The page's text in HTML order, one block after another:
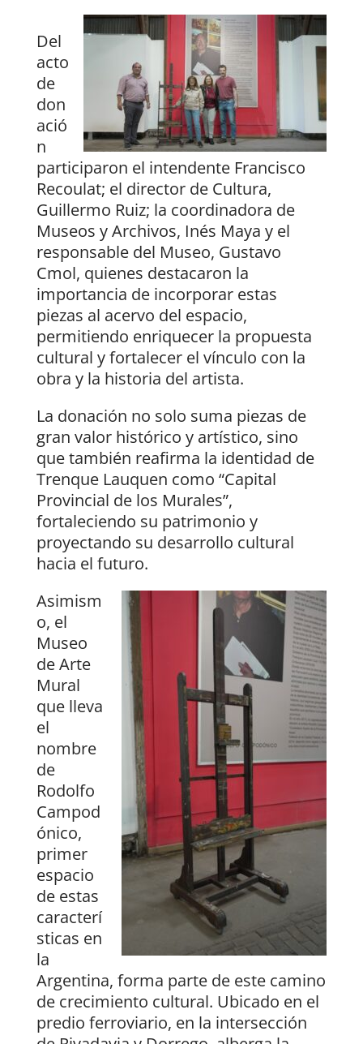
Del
acto
de
don
ació
n
participaron el intendente Francisco
Recoulat; el director de Cultura,
Guillermo Ruiz; la coordinadora de
Museos y Archivos, Inés Maya y el
responsable del Museo, Gustavo
Cmol, quienes destacaron la
importancia de incorporar estas
piezas al acervo del espacio,
permitiendo enriquecer la propuesta
cultural y fortalecer el vínculo con la
obra y la historia del artista.
La donación no solo suma piezas de
gran valor histórico y artístico, sino
que también reafirma la identidad de
Trenque Lauquen como “Capital
Provincial de los Murales”,
fortaleciendo su patrimonio y
proyectando su desarrollo cultural
hacia el futuro.
Asimism
o, el
Museo
de Arte
Mural
que lleva
el
nombre
de
Rodolfo
Campod
ónico,
primer
espacio
de estas
caracterí
sticas en
la
Argentina, forma parte de este camino
de crecimiento cultural. Ubicado en el
predio ferroviario, en la intersección